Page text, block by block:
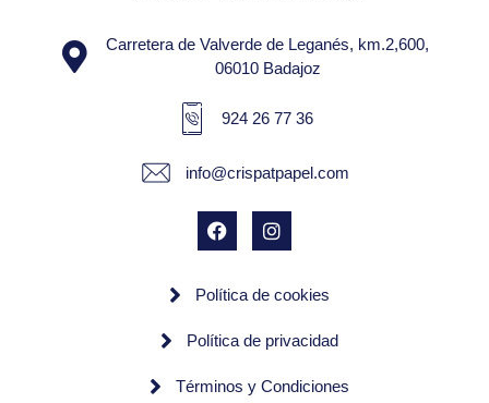
Carretera de Valverde de Leganés, km.2,600,
06010 Badajoz
924 26 77 36
info@crispatpapel.com
Política de cookies
Política de privacidad
Términos y Condiciones